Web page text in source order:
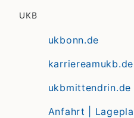
UKB
ukbonn.de
karriereamukb.de
ukbmittendrin.de
Anfahrt |